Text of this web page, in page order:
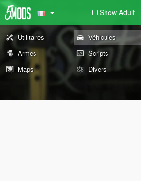
Show Adult
Utilitaires Véhicules
Armes
Scripts
Maps
Divers